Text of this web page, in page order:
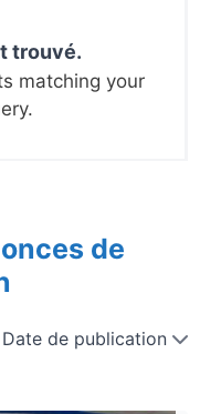
trouvé.
matching your
de
Date de publication